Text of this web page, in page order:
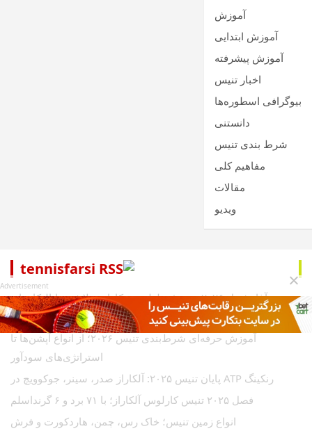
آموزش
آموزش ابتدایی
آموزش پیشرفته
اخبار تنیس
بیوگرافی اسطوره‌ها
دانستنی
شرط بندی تنیس
مفاهیم کلی
مقالات
ویدیو
tennisfarsi
آغاز فصل ۲۰۲۶ تنیس؛ سلطه سینکاراز و تلاش سابالنکا برای
تاریخ‌سازی
آموزش حرفه‌ای شرط‌بندی تنیس ۲۰۲۶؛ از انواع آپشن‌ها تا
استراتژی‌های سودآور
رنکینگ ATP پایان تنیس ۲۰۲۵: آلکاراز صدر، سینر، جوکوویچ در
فصل ۲۰۲۵ تنیس کارلوس آلکاراز؛ با ۷۱ برد و ۶ گرنداسلم
انواع زمین تنیس؛ خاک رس، چمن، هاردکورت و فرش
Advertisement